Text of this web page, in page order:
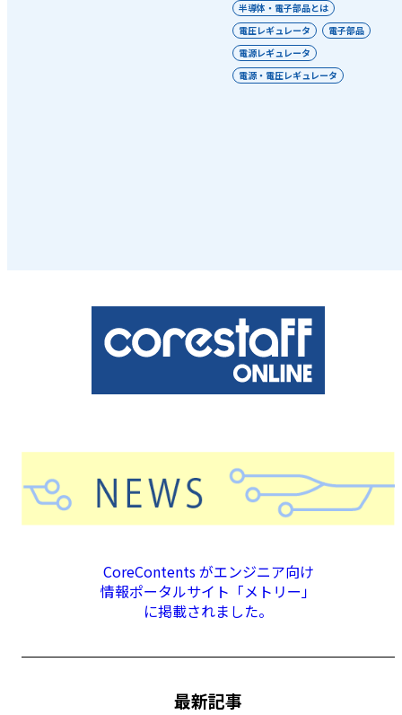
半導体・電子部品とは
電圧レギュレータ
電子部品
電源レギュレータ
電源・電圧レギュレータ
CoreContents がエンジニア向け
情報ポータルサイト「メトリー」
に掲載されました。
最新記事